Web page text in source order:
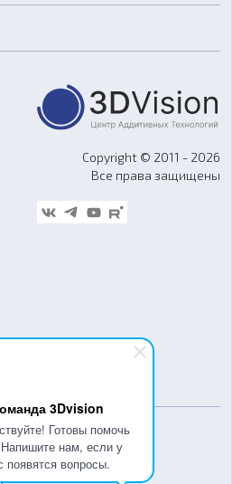
3Dvision
Готовы помочь
нам, если у
появятся вопросы.
вакуумного литья
Copyright © 2011 - 2026
Все права защищены